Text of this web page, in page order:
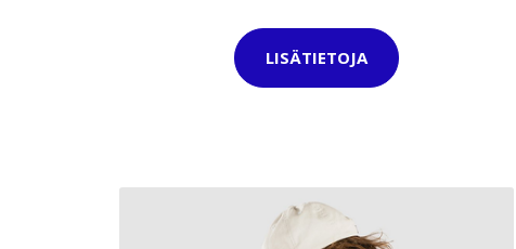
LISÄTIETOJA